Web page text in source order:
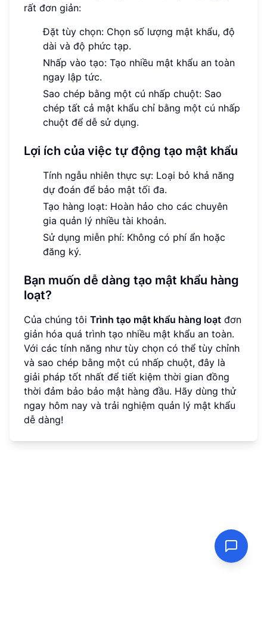
rất đơn giản:
Đặt tùy chọn: Chọn số lượng mật khẩu, độ
dài và độ phức tạp.
Nhấp vào tạo: Tạo nhiều mật khẩu an toàn
ngay lập tức.
Sao chép bằng một cú nhấp chuột: Sao
chép tất cả mật khẩu chỉ bằng một cú nhấp
chuột để dễ sử dụng.
Lợi ích của việc tự động tạo mật khẩu
Tính ngẫu nhiên thực sự: Loại bỏ khả năng
dự đoán để bảo mật tối đa.
Tạo hàng loạt: Hoàn hảo cho các chuyên
gia quản lý nhiều tài khoản.
Sử dụng miễn phí: Không có phí ẩn hoặc
đăng ký.
Bạn muốn dễ dàng tạo mật khẩu hàng
loạt?
Của chúng tôi Trình tạo mật khẩu hàng loạt đơn
giản hóa quá trình tạo nhiều mật khẩu an toàn.
Với các tính năng như tùy chọn có thể tùy chỉnh
và sao chép bằng một cú nhấp chuột, đây là
giải pháp tốt nhất để tiết kiệm thời gian đồng
thời đảm bảo bảo mật hàng đầu. Hãy dùng thử
ngay hôm nay và trải nghiệm quản lý mật khẩu
dễ dàng!